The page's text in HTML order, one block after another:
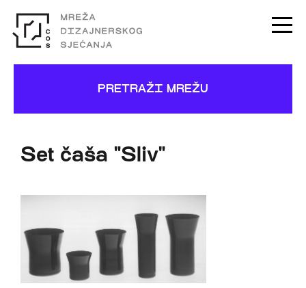
PRETRAŽI MREŽU
Set čaša "Sliv"